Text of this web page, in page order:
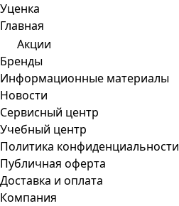
Уценка
Главная
Акции
Бренды
Информационные материалы
Новости
Сервисный центр
Учебный центр
Политика конфиденциальности
Публичная оферта
Доставка и оплата
Компания